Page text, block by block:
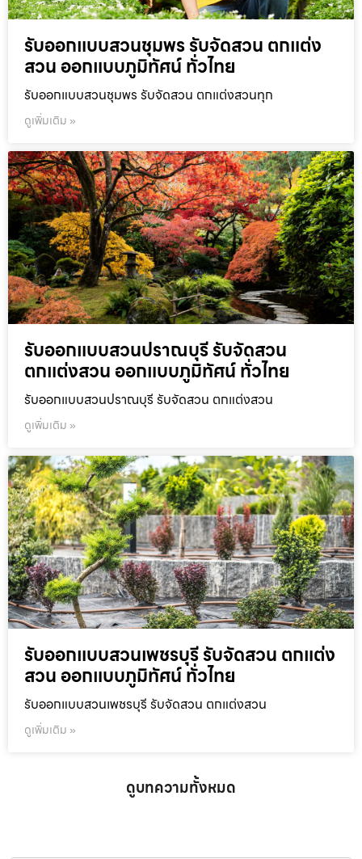
รับออกแบบสวนชุมพร รับจัดสวน ตกแต่ง
สวน ออกแบบภูมิทัศน์ ทั่วไทย
รับออกแบบสวนชุมพร รับจัดสวน ตกแต่งสวนทุก
ดูเพิ่มเติม »
รับออกแบบสวนปราณบุรี รับจัดสวน
ตกแต่งสวน ออกแบบภูมิทัศน์ ทั่วไทย
รับออกแบบสวนปราณบุรี รับจัดสวน ตกแต่งสวน
ดูเพิ่มเติม »
รับออกแบบสวนเพชรบุรี รับจัดสวน ตกแต่ง
สวน ออกแบบภูมิทัศน์ ทั่วไทย
รับออกแบบสวนเพชรบุรี รับจัดสวน ตกแต่งสวน
ดูเพิ่มเติม »
ดูบทความทั้งหมด